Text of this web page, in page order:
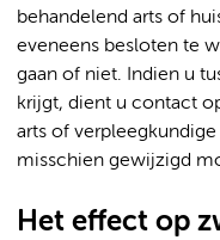
behandelend arts of
eveneens besloten te
gaan of niet. Indien u
krijgt, dient u contact
arts of
misschien gewijzigd
Het effect op